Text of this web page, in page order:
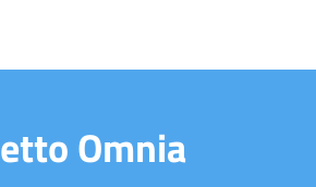
Omnia